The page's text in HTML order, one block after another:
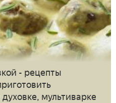
- рецепты
мультиварке